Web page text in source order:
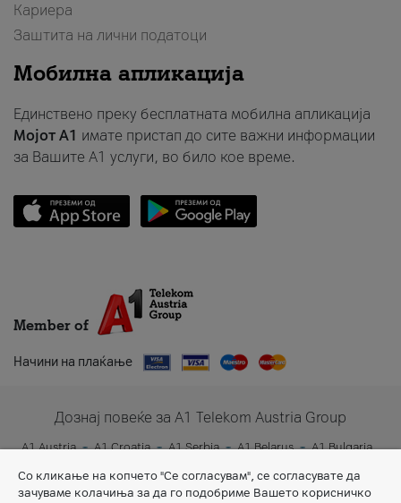
Кариера
Заштита на лични податоци
Мобилна апликација
Единствено преку бесплатната мобилна апликација
Мојот A1 имате пристап до сите важни информации
за Вашите A1 услуги, во било кое време.
Member of
Начини на плаќање
Дознај повеќе за A1 Telekom Austria Group
A1 Austria A1 Croatia A1 Serbia A1 Belarus
A1 Bulgaria
A1 Slovenia
A1 Digital
Со кликање на копчето "Се согласувам", се согласувате да
зачуваме колачиња за да го подобриме Вашето корисничко